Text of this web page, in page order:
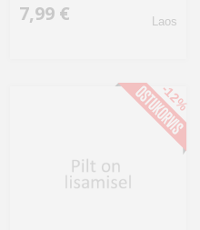
7,99 € Laos
-12%